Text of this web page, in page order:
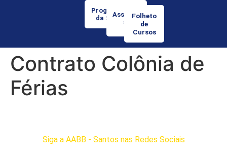
Programação
da Semana
Associe-
se
Folheto
de
Cursos
Contrato Colônia de
Férias
Siga a AABB - Santos nas Redes Sociais